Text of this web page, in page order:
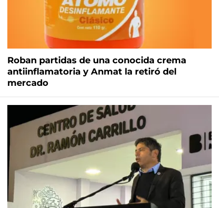
Roban partidas de una conocida crema
antiinflamatoria y Anmat la retiró del
mercado